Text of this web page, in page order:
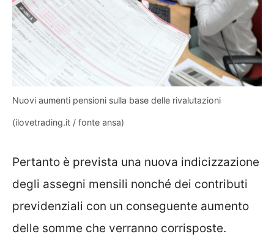
Nuovi aumenti pensioni sulla base delle rivalutazioni
(ilovetrading.it / fonte ansa)
Pertanto è prevista una nuova indicizzazione
degli assegni mensili nonché dei contributi
previdenziali con un conseguente aumento
delle somme che verranno corrisposte.